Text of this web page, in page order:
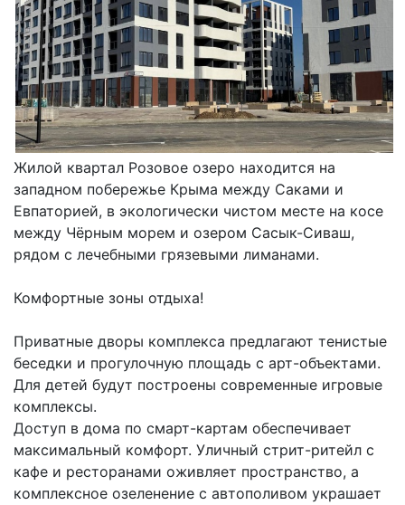
Жилой квартал Розовое озеро находится на
западном побережье Крыма между Саками и
Евпаторией, в экологически чистом месте на косе
между Чёрным морем и озером Сасык-Сиваш,
рядом с лечебными грязевыми лиманами.
Комфортные зоны отдыха!
Приватные дворы комплекса предлагают тенистые
беседки и прогулочную площадь с арт-объектами.
Для детей будут построены современные игровые
комплексы.
Доступ в дома по смарт-картам обеспечивает
максимальный комфорт. Уличный стрит-ритейл с
кафе и ресторанами оживляет пространство, а
комплексное озеленение с автополивом украшает